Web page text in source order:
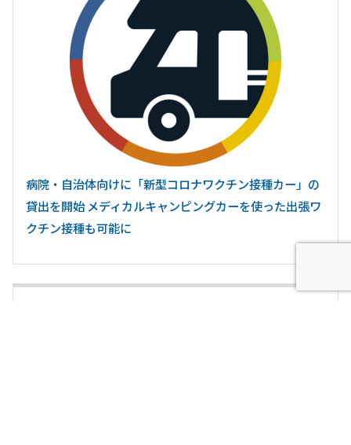
病院・自治体向けに「新型コロナワクチン接種カー」の
貸出を開始 メディカルキャンピングカーを使った出張ワ
クチン接種も可能に